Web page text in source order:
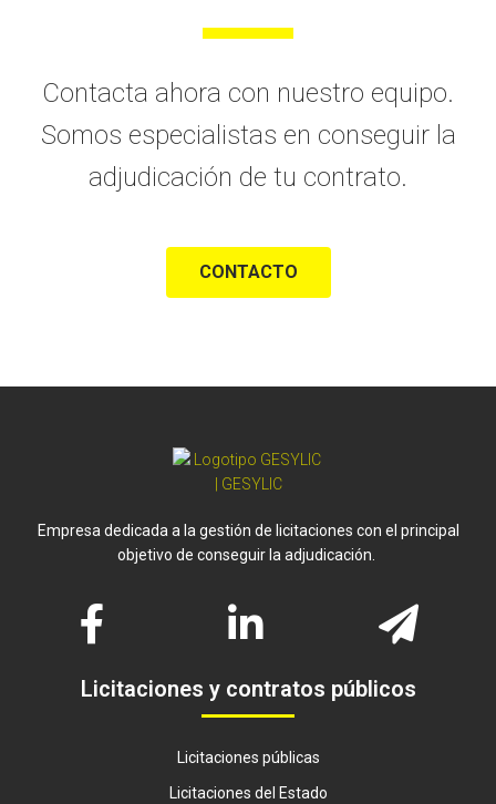
Contacta ahora con nuestro equipo.
Somos especialistas en conseguir la
adjudicación de tu contrato.
CONTACTO
Empresa dedicada a la gestión de licitaciones con el principal
objetivo de conseguir la adjudicación.
Licitaciones y contratos públicos
Licitaciones públicas
Licitaciones del Estado